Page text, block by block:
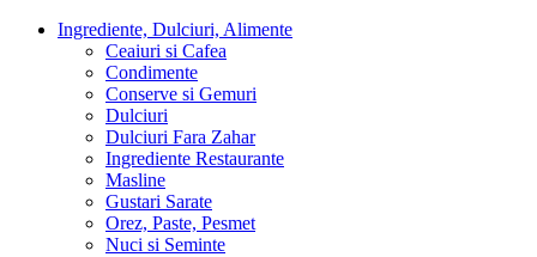
Ingrediente, Dulciuri, Alimente
Ceaiuri si Cafea
Condimente
Conserve si Gemuri
Dulciuri
Dulciuri Fara Zahar
Ingrediente Restaurante
Masline
Gustari Sarate
Orez, Paste, Pesmet
Nuci si Seminte